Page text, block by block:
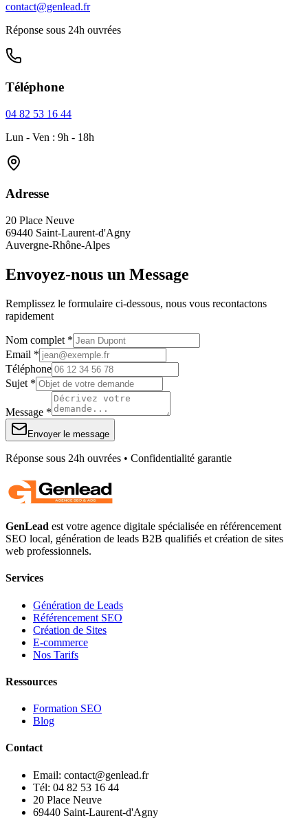
contact@genlead.fr
Réponse sous 24h ouvrées
Téléphone
04 82 53 16 44
Lun - Ven : 9h - 18h
Adresse
20 Place Neuve
69440 Saint-Laurent-d'Agny
Auvergne-Rhône-Alpes
Envoyez-nous un Message
Remplissez le formulaire ci-dessous, nous vous recontactons
rapidement
Nom complet *
Email *
Téléphone
Sujet *
Message *
Envoyer le message
Réponse sous 24h ouvrées • Confidentialité garantie
GenLead est votre agence digitale spécialisée en référencement
SEO local, génération de leads B2B qualifiés et création de sites
web professionnels.
Services
Génération de Leads
Référencement SEO
Création de Sites
E-commerce
Nos Tarifs
Ressources
Formation SEO
Blog
Contact
Email: contact@genlead.fr
Tél: 04 82 53 16 44
20 Place Neuve
69440 Saint-Laurent-d'Agny